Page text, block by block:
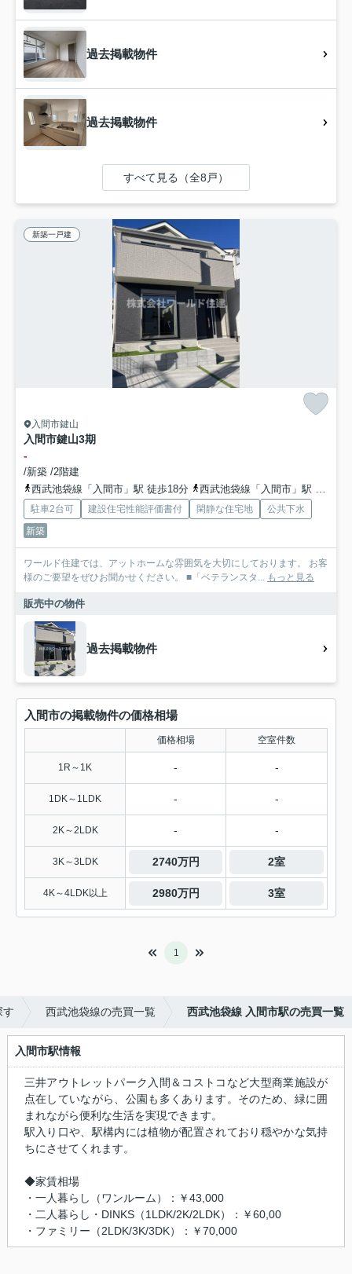
過去掲載物件
過去掲載物件
すべて見る（全8戸）
新築一戸建
入間市鍵山
入間市鍵山3期
-
/新築 /2階建
西武池袋線「入間市」駅 徒歩18分
西武池袋線「入間市」駅 バス15分 西武バス「武道館東（埼玉県）」 停歩5分
駐車2台可 建設住宅性能評価書付 閑静な住宅地
公共下水
新築
ワールド住建では、アットホームな雰囲気を大切にしております。 お客
様のご要望をぜひお聞かせください。 ■「ベテランスタ... もっと見る
販売中の物件
過去掲載物件
入間市の掲載物件の価格相場
価格相場 空室件数
1R～1K - -
1DK～1LDK - -
2K～2LDK - -
3K～3LDK 2740万円 2室
4K～4LDK以上 2980万円 3室
1
す 西武池袋線の売買一覧 西武池袋線 入間市駅の売買一覧
入間市駅情報
三井アウトレットパーク入間＆コストコなど大型商業施設が
点在していながら、公園も多くあります。そのため、緑に囲
まれながら便利な生活を実現できます。
駅入り口や、駅構内には植物が配置されており穏やかな気持
ちにさせてくれます。
◆家賃相場
・一人暮らし（ワンルーム）：￥43,000
・二人暮らし・DINKS（1LDK/2K/2LDK）：￥60,00
・ファミリー（2LDK/3K/3DK）：￥70,000